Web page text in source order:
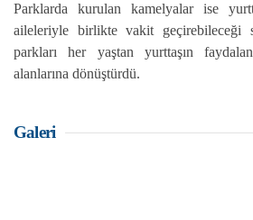
Parklarda kurulan kamelyalar ise
aileleriyle birlikte vakit geçirebileceği
parkları her yaştan yurttaşın
alanlarına dönüştürdü.
Galeri